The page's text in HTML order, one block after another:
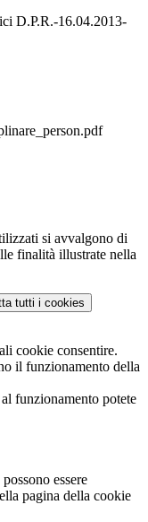
D.P.R.-16.04.2013-
si avvalgono di
finalità illustrate nella
tutti i cookies
cookie consentire.
il funzionamento della
funzionamento potete
essere
pagina della cookie